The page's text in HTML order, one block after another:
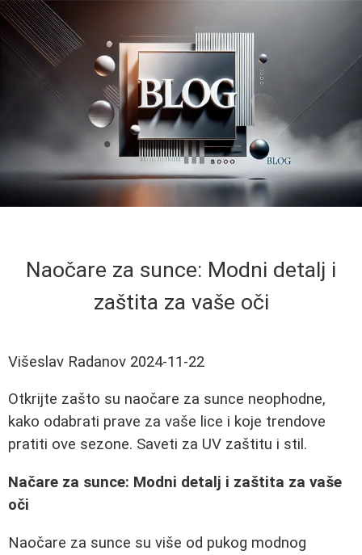
Naočare za sunce: Modni detalj i
zaštita za vaše oči
Višeslav Radanov 2024-11-22
Otkrijte zašto su naočare za sunce neophodne,
kako odabrati prave za vaše lice i koje trendove
pratiti ove sezone. Saveti za UV zaštitu i stil.
Načare za sunce: Modni detalj i zaštita za vaše
oči
Naočare za sunce su više od pukog modnog